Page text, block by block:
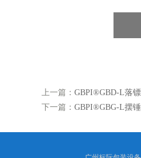
上一篇： GBPI®GBD-L落
下一篇： GBPI®GBG-L摆